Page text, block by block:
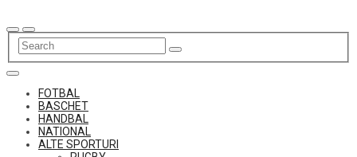
to
content
FOTBAL
BASCHET
HANDBAL
NATIONAL
ALTE SPORTURI